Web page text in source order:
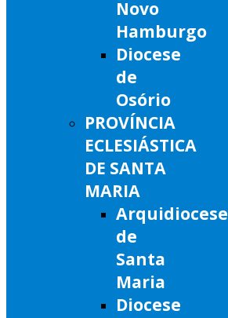
Novo
Hamburgo
Diocese
de
Osório
PROVÍNCIA
ECLESIÁSTICA
DE SANTA
MARIA
Arquidiocese
de
Santa
Maria
Diocese